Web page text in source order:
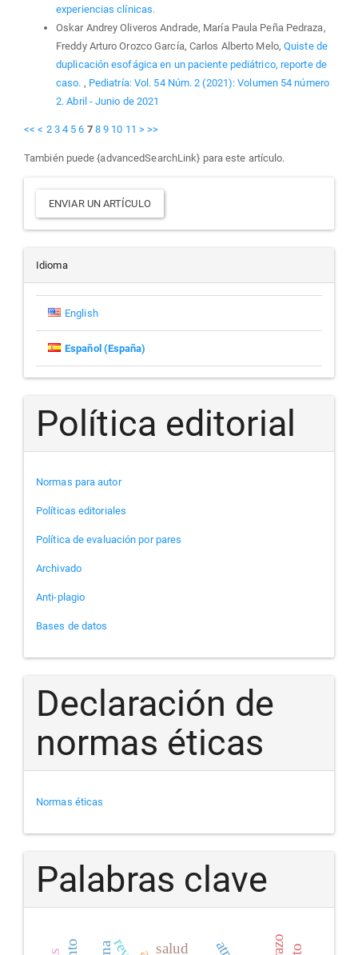
experiencias clínicas.
Oskar Andrey Oliveros Andrade, María Paula Peña Pedraza,
Freddy Arturo Orozco García, Carlos Alberto Melo,Quiste de
duplicación esofágica en un paciente pediátrico, reporte de
caso. , Pediatría: Vol. 54 Núm. 2 (2021): Volumen 54 número
2. Abril - Junio de 2021
<< < 2 3 4 5 6 7 8 9 10 11 > >>
También puede {advancedSearchLink} para este artículo.
Enviar
un
artículo
ENVIAR UN ARTÍCULO
Idioma
English
Español (España)
Política editorial
Normas para autor
Políticas editoriales
Política de evaluación por pares
Archivado
Anti-plagio
Bases de datos
Declaración de
normas éticas
Normas éticas
Palabras clave
salud